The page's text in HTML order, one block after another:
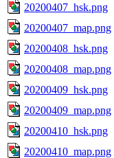
20200407_hsk.png
20200407_map.png
20200408_hsk.png
20200408_map.png
20200409_hsk.png
20200409_map.png
20200410_hsk.png
20200410_map.png